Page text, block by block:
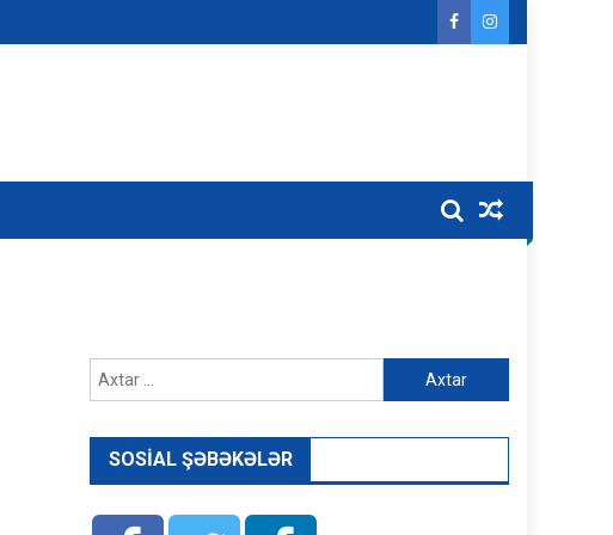
Axtarış:
SOSIAL ŞƏBƏKƏLƏR